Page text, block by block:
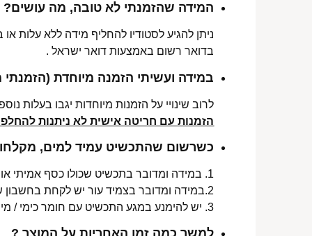
המידה שהזמנתי לא טובה, מה עושים?
ניתן להגיע לסטודיו להחליף מידה ללא עלות
בדואר רשום באמצעות דואר ישראל .
במידה ועשיתי הזמנה מיוחדת
לרוב שינויי על הזמנות מיוחדות יגבו בעלות נוספת, בין 30-70 ₪.
הזמנות עם חריטה אישית לא ניתנות
כשרשום שהתכשיט עמיד למים,
1. במידה ומדובר בתכשיט שכולו כסף אמיתי או סטיינלס סטיל ללא ציפוי, התכשיט עמיד למים לטווח ארוך ביותר מעל שנה !
2.במידה ומדובר בצמיד עור יש לקחת בחשבון שהעמידות למים היא עבור זמן סביר של שימוש בתכשיט (בין חצי שנה לשנה) וציפוי בסופו של דבר עלול לרדת .
3. יש להימנע במגע התכשיט עם חומר כימי / מי גופרית !.